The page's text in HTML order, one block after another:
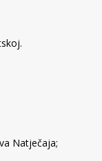
Natječaja;